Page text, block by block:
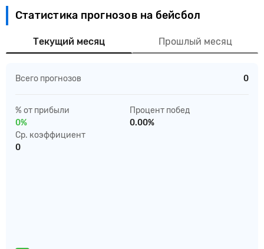
Статистика прогнозов на бейсбол
Текущий месяц Прошлый месяц
Всего прогнозов 0
% от прибыли
0%
Процент побед
0.00%
Ср. коэффициент
0